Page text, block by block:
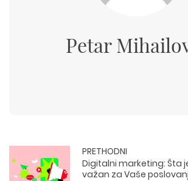
Petar
PRETHODNI
Digitalni marketing: Šta
važan za Vaše